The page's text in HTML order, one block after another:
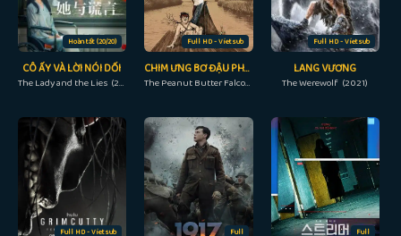
Hoàn tất (20/20)
CÔ ẤY VÀ LỜI NÓI DỐI
The Lady and the Lies (2023)
Full HD - Vietsub
CHIM ƯNG BƠ ĐẬU PHỘNG
The Peanut Butter Falcon (2019)
Full HD - Vietsub
LANG VƯƠNG
The Werewolf (2021)
Full HD - Vietsub Full Full